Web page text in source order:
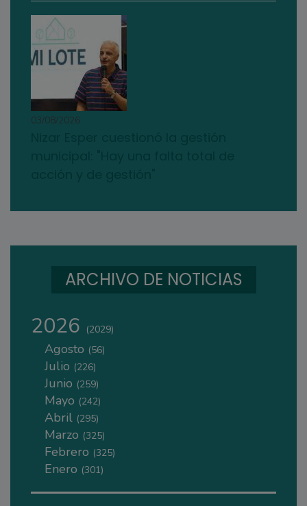
03/08/2026
ARCHIVO DE NOTICIAS
2026 (2029)
Agosto (56)
Julio (226)
Junio (259)
Mayo (242)
Abril (295)
Marzo (325)
Febrero (325)
Enero (301)